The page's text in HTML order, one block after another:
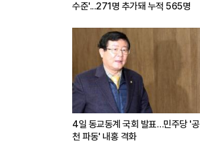
수준'...271명 추가돼 누적 565명
4일 동교동계 국회 발표…민주당 '공
천 파동' 내홍 격화